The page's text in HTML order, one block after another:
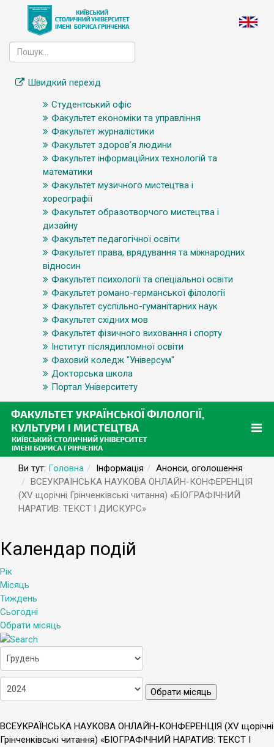
Швидкий перехід
Студентський офіс
Факультет економіки та управління
Факультет журналістики
Факультет здоров’я людини
Факультет інформаційних технологій та
математики
Факультет музичного мистецтва і
хореографії
Факультет образотворчого мистецтва і
дизайну
Факультет педагогічної освіти
Факультет права, врядування та міжнародних
відносин
Факультет психології та спеціальної освіти
Факультет романо-германської філології
Факультет суспільно-гуманітарних наук
Факультет східних мов
Факультет фізичного виховання і спорту
Інститут післядипломної освіти
Фаховий коледж "Універсум"
Докторська школа
Портал Університету
Ви тут: Головна Інформація
Анонси, оголошення
ВСЕУКРАЇНСЬКА НАУКОВА ОНЛАЙН-КОНФЕРЕНЦІЯ
(XV щорічні Грінченківські читання) «БІОГРАФІЧНИЙ
НАРАТИВ: ТЕКСТ І ДИСКУРС»
Календар подій
Рік
Місяць
Тиждень
Сьогодні
Обрати місяць
Обрати місяць
ВСЕУКРАЇНСЬКА НАУКОВА ОНЛАЙН-КОНФЕРЕНЦІЯ (XV щорічні
Грінченківські читання) «БІОГРАФІЧНИЙ НАРАТИВ: ТЕКСТ І